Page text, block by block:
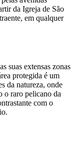
da Igreja de São
em qualquer
suas extensas zonas
protegida é um
da natureza, onde
o raro pelicano da
com o